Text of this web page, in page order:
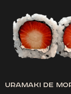
Uramaki de